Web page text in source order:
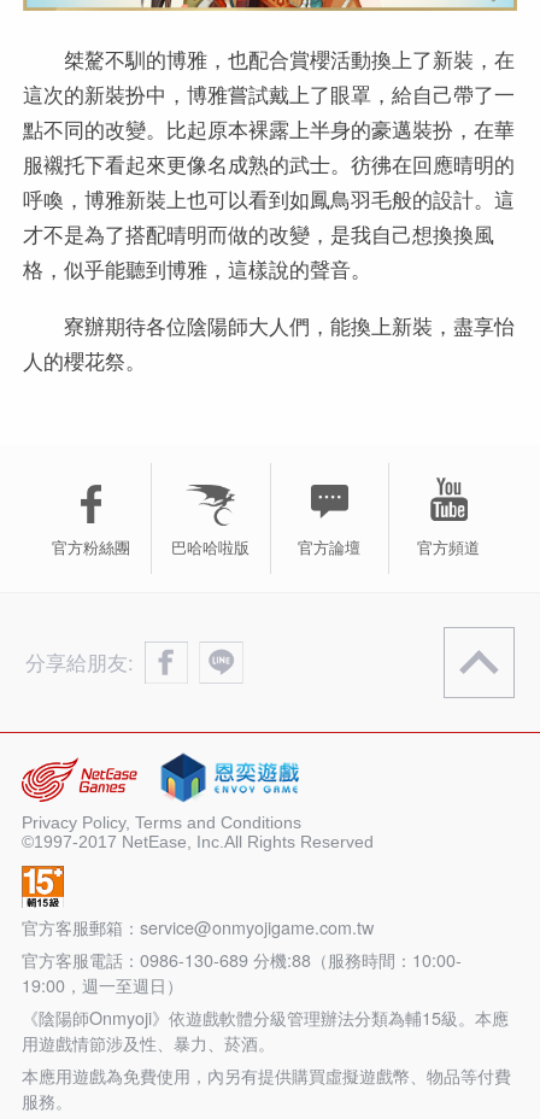
桀驁不馴的博雅，也配合賞櫻活動換上了新裝，在
這次的新裝扮中，博雅嘗試戴上了眼罩，給自己帶了一
點不同的改變。比起原本裸露上半身的豪邁裝扮，在華
服襯托下看起來更像名成熟的武士。彷彿在回應晴明的
呼喚，博雅新裝上也可以看到如鳳鳥羽毛般的設計。這
才不是為了搭配晴明而做的改變，是我自己想換換風
格，似乎能聽到博雅，這樣說的聲音。
寮辦期待各位陰陽師大人們，能換上新裝，盡享怡
人的櫻花祭。
官方粉絲團 巴哈哈啦版 官方論壇 官方頻道
分享給朋友:
Privacy Policy, Terms and Conditions
©1997-2017 NetEase, Inc.All Rights Reserved
官方客服郵箱：service@onmyojigame.com.tw
官方客服電話：0986-130-689 分機:88（服務時間：10:00-
19:00，週一至週日）
《陰陽師Onmyoji》依遊戲軟體分級管理辦法分類為輔15級。本應
用遊戲情節涉及性、暴力、菸酒。
本應用遊戲為免費使用，內另有提供購買虛擬遊戲幣、物品等付費
服務。